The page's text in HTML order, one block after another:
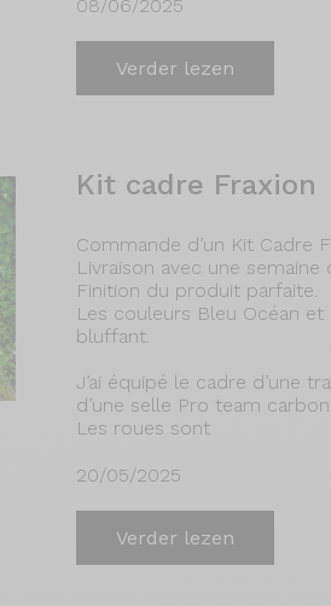
08/06/2025
Verder lezen
Kit cadre Fraxion
Commande d’un Kit Cadre
Livraison avec une semaine
Finition du produit parfaite.
Les couleurs Bleu Océan et
bluffant.
J’ai équipé le cadre d’une
d’une selle Pro team
Les roues sont
20/05/2025
Verder lezen